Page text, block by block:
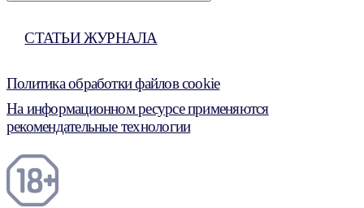
СТАТЬИ ЖУРНАЛА
Политика обработки файлов cookie
На информационном ресурсе применяются
рекомендательные технологии